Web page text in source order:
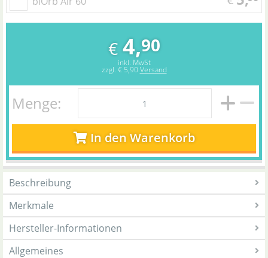
€ 4,90
inkl. MwSt
zzgl. € 5,90 Versand
Menge:
In den Warenkorb
Beschreibung
Merkmale
Hersteller-Informationen
Allgemeines